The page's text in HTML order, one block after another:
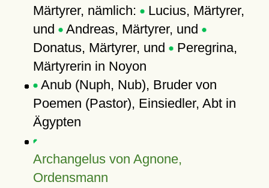
Märtyrer, nämlich: Lucius, Märtyrer,
und Andreas, Märtyrer, und
Donatus, Märtyrer, und Peregrina,
Märtyrerin in Noyon
Anub (Nuph, Nub), Bruder von
Poemen (Pastor), Einsiedler, Abt in
Ägypten
Archangelus von Agnone,
Ordensmann